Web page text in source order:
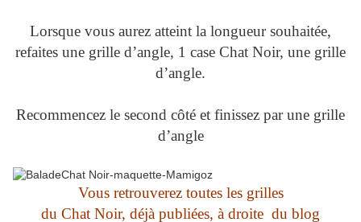
Lorsque vous aurez atteint la longueur souhaitée,
refaites une grille d’angle, 1 case Chat Noir, une grille
d’angle.
Recommencez le second côté et finissez par une grille
d’angle
Vous retrouverez toutes les grilles
du Chat Noir, déjà publiées, à droite du blog